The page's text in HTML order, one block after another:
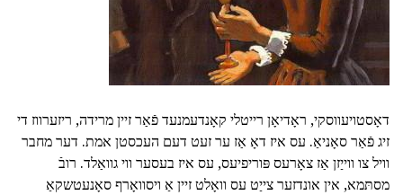
דאָסטויעווסקי, ראָדיאָן רייטלי קאָנדעמנעד פֿאַר זיין מרידה, ריזערווז די
זיג פֿאַר סאָניאַ. עס איז דאָ אַז ער זעט דעם העכסטן אמת. דער מחבר
וויל צו ווייַזן אַז צאָרעס פּוריפיעס, עס איז בעסער ווי גוואַלד. רובֿ
מסתּמא, אין אונדזער צייַט עס וואָלט זיין אַ ויסוואָרף סאָנעטשקאַ